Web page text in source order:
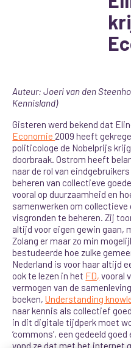
Auteur: Joeri van den
Kennisland)
Gisteren werd bekend dat
Economie 2009 heeft
politicologe de Nobelprijs
doorbraak. Ostrom heeft
naar de rol van
beheren van collectieve
vooral op duurzaamheid en
samenwerken om collectieve
visgronden te beheren. Zij
altijd voor eigen gewin gaan,
Zolang er maar zo min
bestudeerde hoe zulke
Nederland is voor haar altijd
ook te lezen in het FD, vooral
vermogen van de
boeken,Understanding
naar kennis als collectief
in dit digitale tijdperk moet
‘commons’, een gedeeld
vond ze dat met het internet